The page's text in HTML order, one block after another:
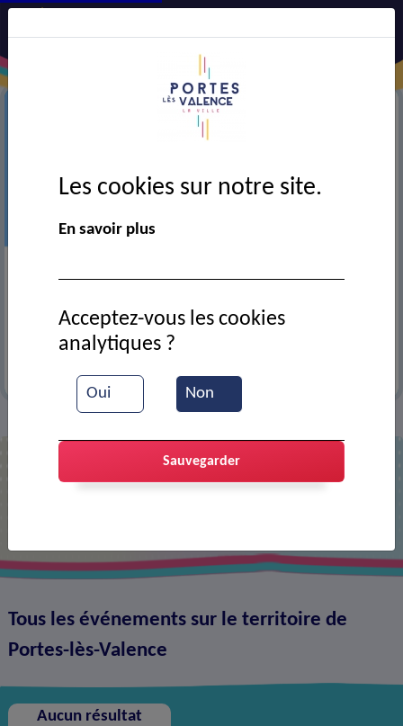
EN SAVOIR+
Tous les événements sur le territoire de
Portes-lès-Valence
Aucun résultat
Les cookies sur notre site.
En savoir plus
Oui Non
Acceptez-vous les cookies
analytiques ?
Sauvegarder